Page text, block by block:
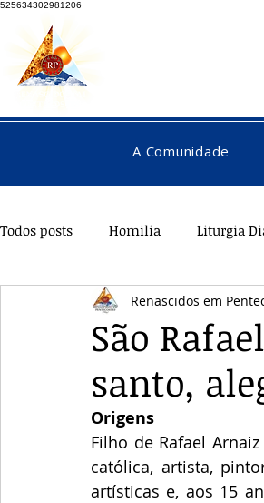
525634302981206
A Comunidade
Todos posts Homilia Liturgia
Pentecostes Galeria
São
santo,
Renascidos em
Origens
Filho de Rafael
católica, artista,
artísticas e, aos 15